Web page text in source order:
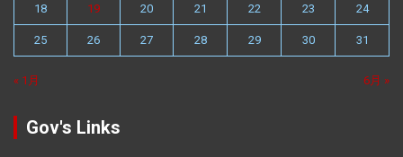
18 19 20 21 22 23 24
25 26 27 28 29 30 31
« 1月 6月 »
Gov's Links